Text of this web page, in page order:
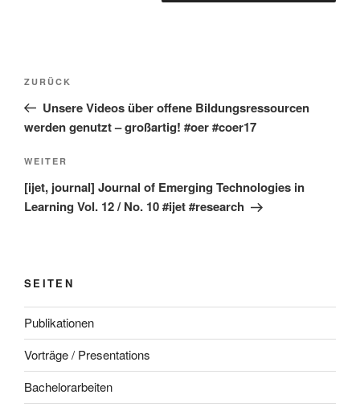
Beitragsnavigation
Vorheriger
Beitrag
ZURÜCK
Unsere Videos über offene Bildungsressourcen
werden genutzt – großartig! #oer #coer17
Nächster
Beitrag
WEITER
[ijet, journal] Journal of Emerging Technologies in
Learning Vol. 12 / No. 10 #ijet #research
SEITEN
Publikationen
Vorträge / Presentations
Bachelorarbeiten